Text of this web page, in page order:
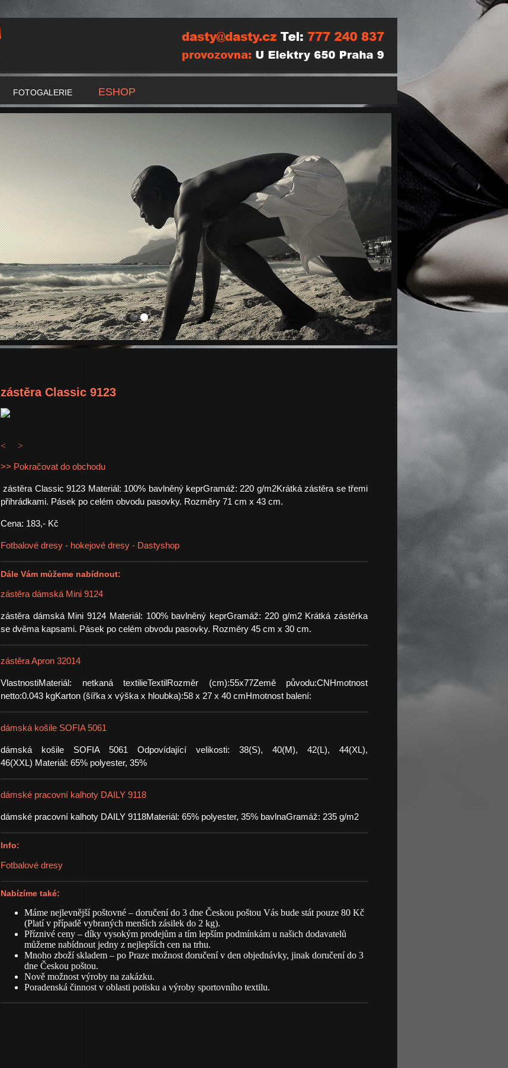
FOTOGALERIE ESHOP
zástěra Classic 9123
< >
>> Pokračovat do obchodu
zástěra Classic 9123 Materiál: 100% bavlněný keprGramáž: 220 g/m2Krátká zástěra se třemi
přihrádkami. Pásek po celém obvodu pasovky. Rozměry 71 cm x 43 cm.
Cena: 183,- Kč
Fotbalové dresy - hokejové dresy - Dastyshop
Dále Vám můžeme nabídnout:
zástěra dámská Mini 9124
zástěra dámská Mini 9124 Materiál: 100% bavlněný keprGramáž: 220 g/m2 Krátká zástěrka
se dvěma kapsami. Pásek po celém obvodu pasovky. Rozměry 45 cm x 30 cm.
zástěra Apron 32014
VlastnostiMateriál: netkaná textilieTextilRozměr (cm):55x77Země původu:CNHmotnost
netto:0.043 kgKarton (šířka x výška x hloubka):58 x 27 x 40 cmHmotnost balení:
dámská košile SOFIA 5061
dámská košile SOFIA 5061 Odpovídající velikosti: 38(S), 40(M), 42(L), 44(XL),
46(XXL) Materiál: 65% polyester, 35%
dámské pracovní kalhoty DAILY 9118
dámské pracovní kalhoty DAILY 9118Materiál: 65% polyester, 35% bavlnaGramáž: 235 g/m2
Info:
Fotbalové dresy
Nabízíme také:
Máme nejlevnější poštovné – doručení do 3 dne Českou poštou Vás bude stát pouze 80 Kč
(Platí v případě vybraných menších zásilek do 2 kg).
Příznivé ceny – díky vysokým prodejům a tím lepším podmínkám u našich dodavatelů
můžeme nabídnout jedny z nejlepších cen na trhu.
Mnoho zboží skladem – po Praze možnost doručení v den objednávky, jinak doručení do 3
dne Českou poštou.
Nově možnost výroby na zakázku.
Poradenská činnost v oblasti potisku a výroby sportovního textilu.